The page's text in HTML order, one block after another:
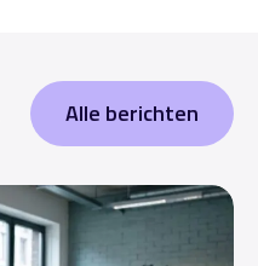
Alle berichten